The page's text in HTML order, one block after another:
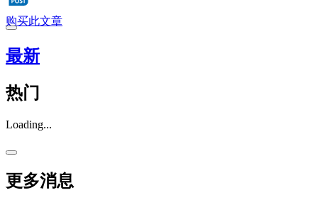
购买此文章
最新
热门
Loading...
更多消息